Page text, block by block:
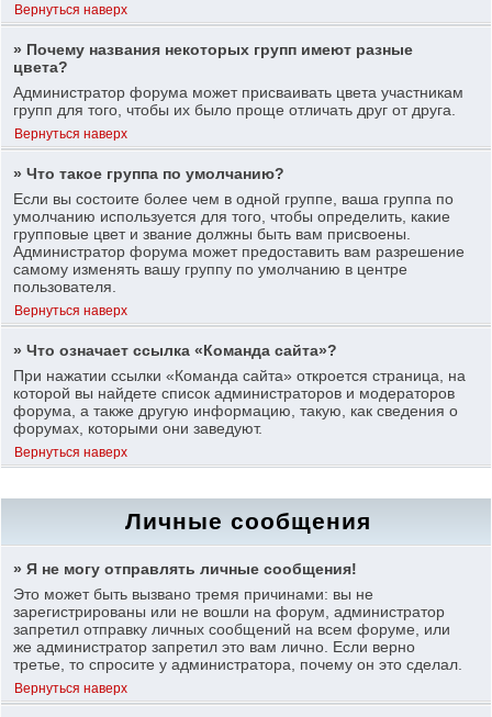
Вернуться наверх
» Почему названия некоторых групп имеют разные
цвета?
Администратор форума может присваивать цвета участникам
групп для того, чтобы их было проще отличать друг от друга.
Вернуться наверх
» Что такое группа по умолчанию?
Если вы состоите более чем в одной группе, ваша группа по
умолчанию используется для того, чтобы определить, какие
групповые цвет и звание должны быть вам присвоены.
Администратор форума может предоставить вам разрешение
самому изменять вашу группу по умолчанию в центре
пользователя.
Вернуться наверх
» Что означает ссылка «Команда сайта»?
При нажатии ссылки «Команда сайта» откроется страница, на
которой вы найдете список администраторов и модераторов
форума, а также другую информацию, такую, как сведения о
форумах, которыми они заведуют.
Вернуться наверх
Личные сообщения
» Я не могу отправлять личные сообщения!
Это может быть вызвано тремя причинами: вы не
зарегистрированы или не вошли на форум, администратор
запретил отправку личных сообщений на всем форуме, или
же администратор запретил это вам лично. Если верно
третье, то спросите у администратора, почему он это сделал.
Вернуться наверх